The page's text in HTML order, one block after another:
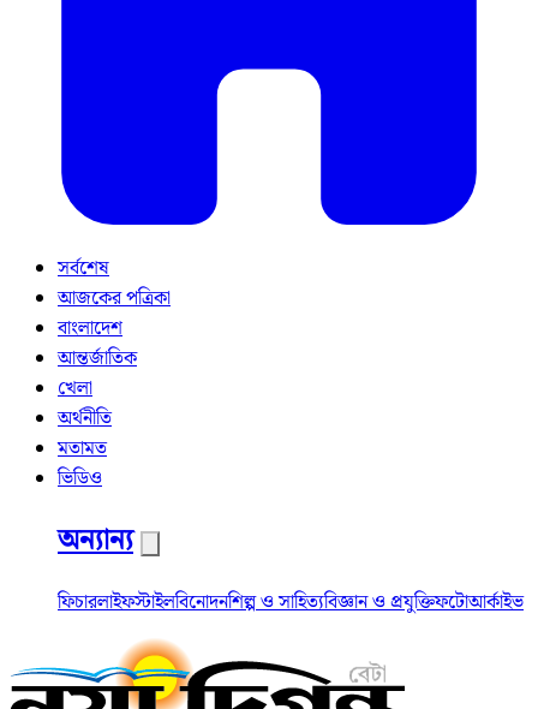
সর্বশেষ
আজকের পত্রিকা
বাংলাদেশ
আন্তর্জাতিক
খেলা
অর্থনীতি
মতামত
ভিডিও
অন্যান্য
ফিচারলাইফস্টাইলবিনোদনশিল্প ও সাহিত্যবিজ্ঞান ও প্রযুক্তিফটোআর্কাইভ